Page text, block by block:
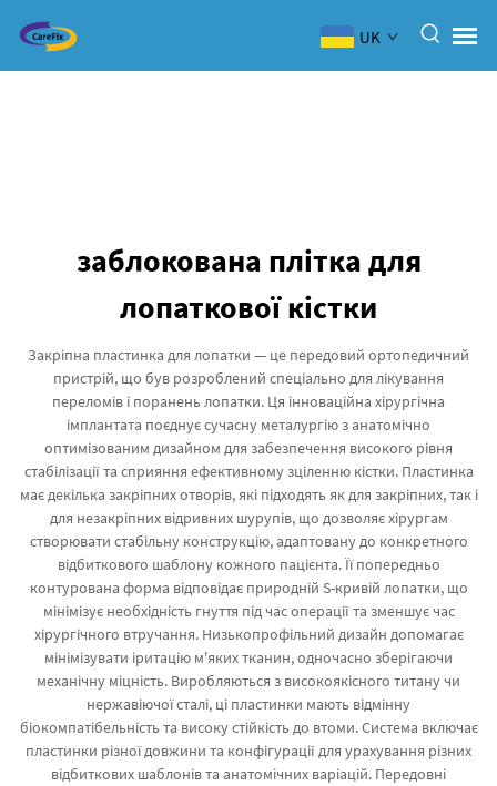
UK
заблокована плітка для
лопаткової кістки
Закріпна пластинка для лопатки — це передовий ортопедичний
пристрій, що був розроблений спеціально для лікування
переломів і поранень лопатки. Ця інноваційна хірургічна
імплантата поєднує сучасну металургію з анатомічно
оптимізованим дизайном для забезпечення високого рівня
стабілізації та сприяння ефективному зціленню кістки. Пластинка
має декілька закріпних отворів, які підходять як для закріпних, так і
для незакріпних відривних шурупів, що дозволяє хірургам
створювати стабільну конструкцію, адаптовану до конкретного
відбиткового шаблону кожного пацієнта. Її попередньо
контурована форма відповідає природній S-кривій лопатки, що
мінімізує необхідність гнуття під час операції та зменшує час
хірургічного втручання. Низькопрофільний дизайн допомагає
мінімізувати іритацію м'яких тканин, одночасно зберігаючи
механічну міцність. Виробляються з високоякісного титану чи
нержавіючої сталі, ці пластинки мають відмінну
біокомпатібельність та високу стійкість до втоми. Система включає
пластинки різної довжини та конфігурації для урахування різних
відбиткових шаблонів та анатомічних варіацій. Передовні